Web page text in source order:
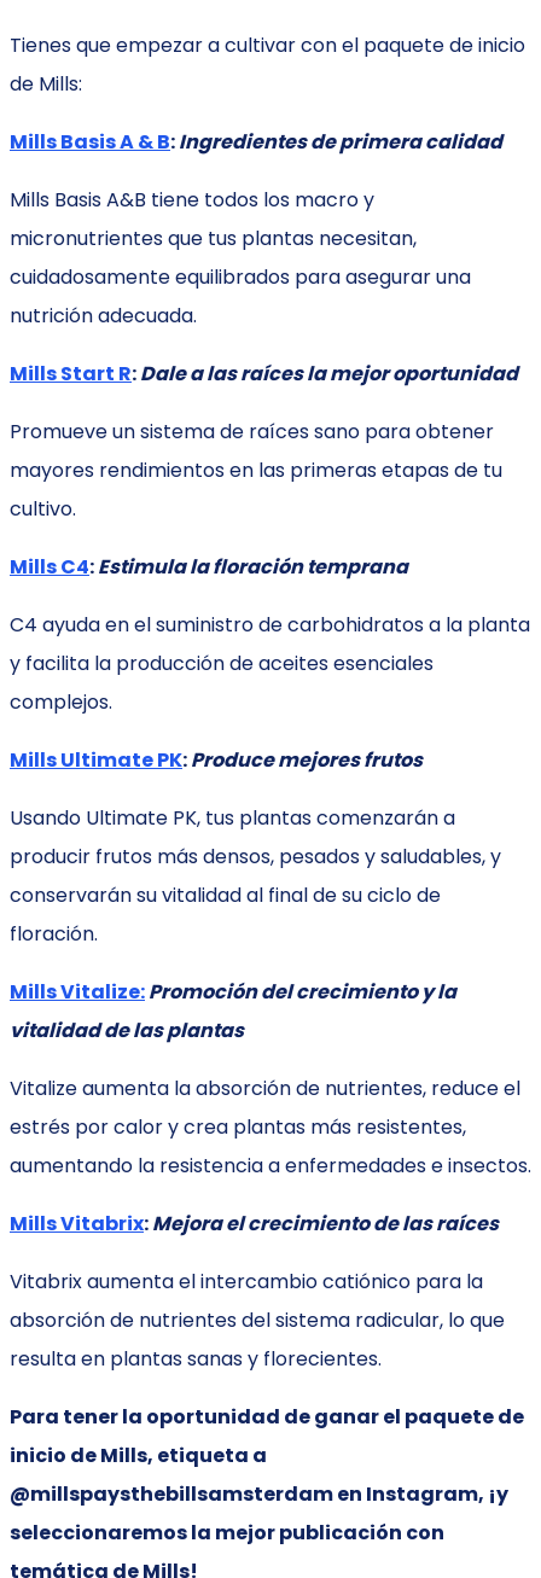
Tienes que empezar a cultivar con el paquete de inicio
de Mills:
Mills Basis A & B:Ingredientes de primera calidad
Mills Basis A&B tiene todos los macro y
micronutrientes que tus plantas necesitan,
cuidadosamente equilibrados para asegurar una
nutrición adecuada.
Mills Start R:Dale a las raíces la mejor oportunidad
Promueve un sistema de raíces sano para obtener
mayores rendimientos en las primeras etapas de tu
cultivo.
Mills C4:Estimula la floración temprana
C4 ayuda en el suministro de carbohidratos a la planta
y facilita la producción de aceites esenciales
complejos.
Mills Ultimate PK:Produce mejores frutos
Usando Ultimate PK, tus plantas comenzarán a
producir frutos más densos, pesados y saludables, y
conservarán su vitalidad al final de su ciclo de
floración.
Mills Vitalize:Promoción del crecimiento y la
vitalidad de las plantas
Vitalize aumenta la absorción de nutrientes, reduce el
estrés por calor y crea plantas más resistentes,
aumentando la resistencia a enfermedades e insectos.
Mills Vitabrix:Mejora el crecimiento de las raíces
Vitabrix aumenta el intercambio catiónico para la
absorción de nutrientes del sistema radicular, lo que
resulta en plantas sanas y florecientes.
Para tener la oportunidad de ganar el paquete de
inicio de Mills, etiqueta a
@millspaysthebillsamsterdam en Instagram, ¡y
seleccionaremos la mejor publicación con
temática de Mills!